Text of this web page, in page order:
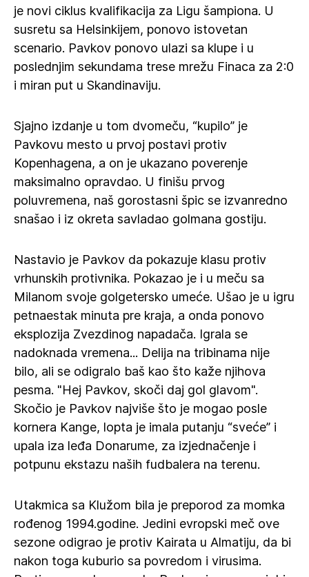
je novi ciklus kvalifikacija za Ligu šampiona. U
susretu sa Helsinkijem, ponovo istovetan
scenario. Pavkov ponovo ulazi sa klupe i u
poslednjim sekundama trese mrežu Finaca za 2:0
i miran put u Skandinaviju.
Sjajno izdanje u tom dvomeču, “kupilo” je
Pavkovu mesto u prvoj postavi protiv
Kopenhagena, a on je ukazano poverenje
maksimalno opravdao. U finišu prvog
poluvremena, naš gorostasni špic se izvanredno
snašao i iz okreta savladao golmana gostiju.
Nastavio je Pavkov da pokazuje klasu protiv
vrhunskih protivnika. Pokazao je i u meču sa
Milanom svoje golgetersko umeće. Ušao je u igru
petnaestak minuta pre kraja, a onda ponovo
eksplozija Zvezdinog napadača. Igrala se
nadoknada vremena... Delija na tribinama nije
bilo, ali se odigralo baš kao što kaže njihova
pesma. "Hej Pavkov, skoči daj gol glavom".
Skočio je Pavkov najviše što je mogao posle
kornera Kange, lopta je imala putanju “sveće” i
upala iza leđa Donarume, za izjednačenje i
potpunu ekstazu naših fudbalera na terenu.
Utakmica sa Klužom bila je preporod za momka
rođenog 1994.godine. Jedini evropski meč ove
sezone odigrao je protiv Kairata u Almatiju, da bi
nakon toga kuburio sa povredom i virusima.